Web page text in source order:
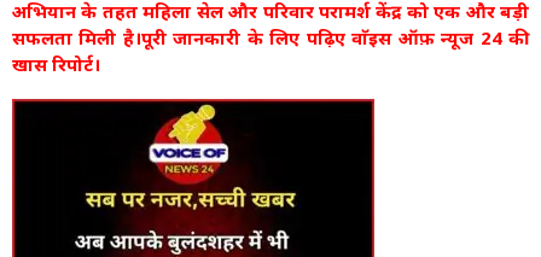
अभियान के तहत महिला सेल और परिवार परामर्श केंद्र को एक और बड़ी
सफलता मिली है।पूरी जानकारी के लिए पढ़िए वाॅइस ऑफ़ न्यूज 24 की
खास रिपोर्ट।